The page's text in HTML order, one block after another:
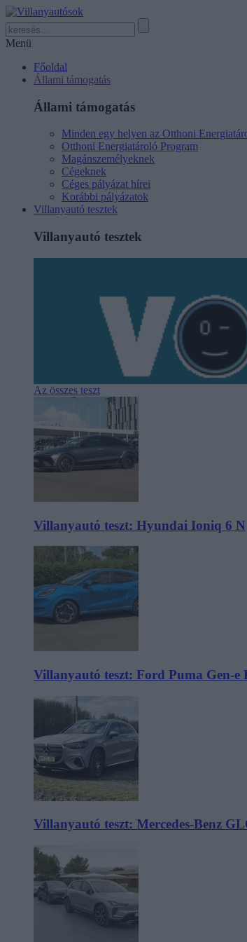
Menü
Főoldal
Állami támogatás
Állami támogatás
Minden egy helyen az Otthoni
Otthoni Energiatároló Program
Magánszemélyeknek
Cégeknek
Céges pályázat hírei
Korábbi pályázatok
Villanyautó tesztek
Villanyautó tesztek
Az összes teszt
Villanyautó teszt: Hyundai Ioniq 6 N
Villanyautó teszt: Ford Puma Gen-
Villanyautó teszt: Mercedes-Benz